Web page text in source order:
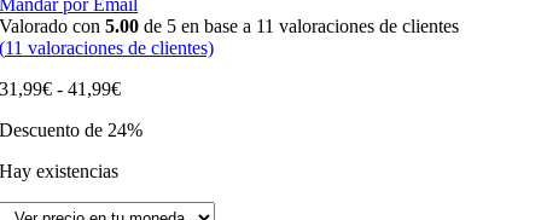
Mandar por Email
Valorado con5.00 de 5 en base a 11 valoraciones de clientes
(11 valoraciones de clientes)
31,99€ - 41,99€Rango
precios:
Descuento de 24%
Hay existencias